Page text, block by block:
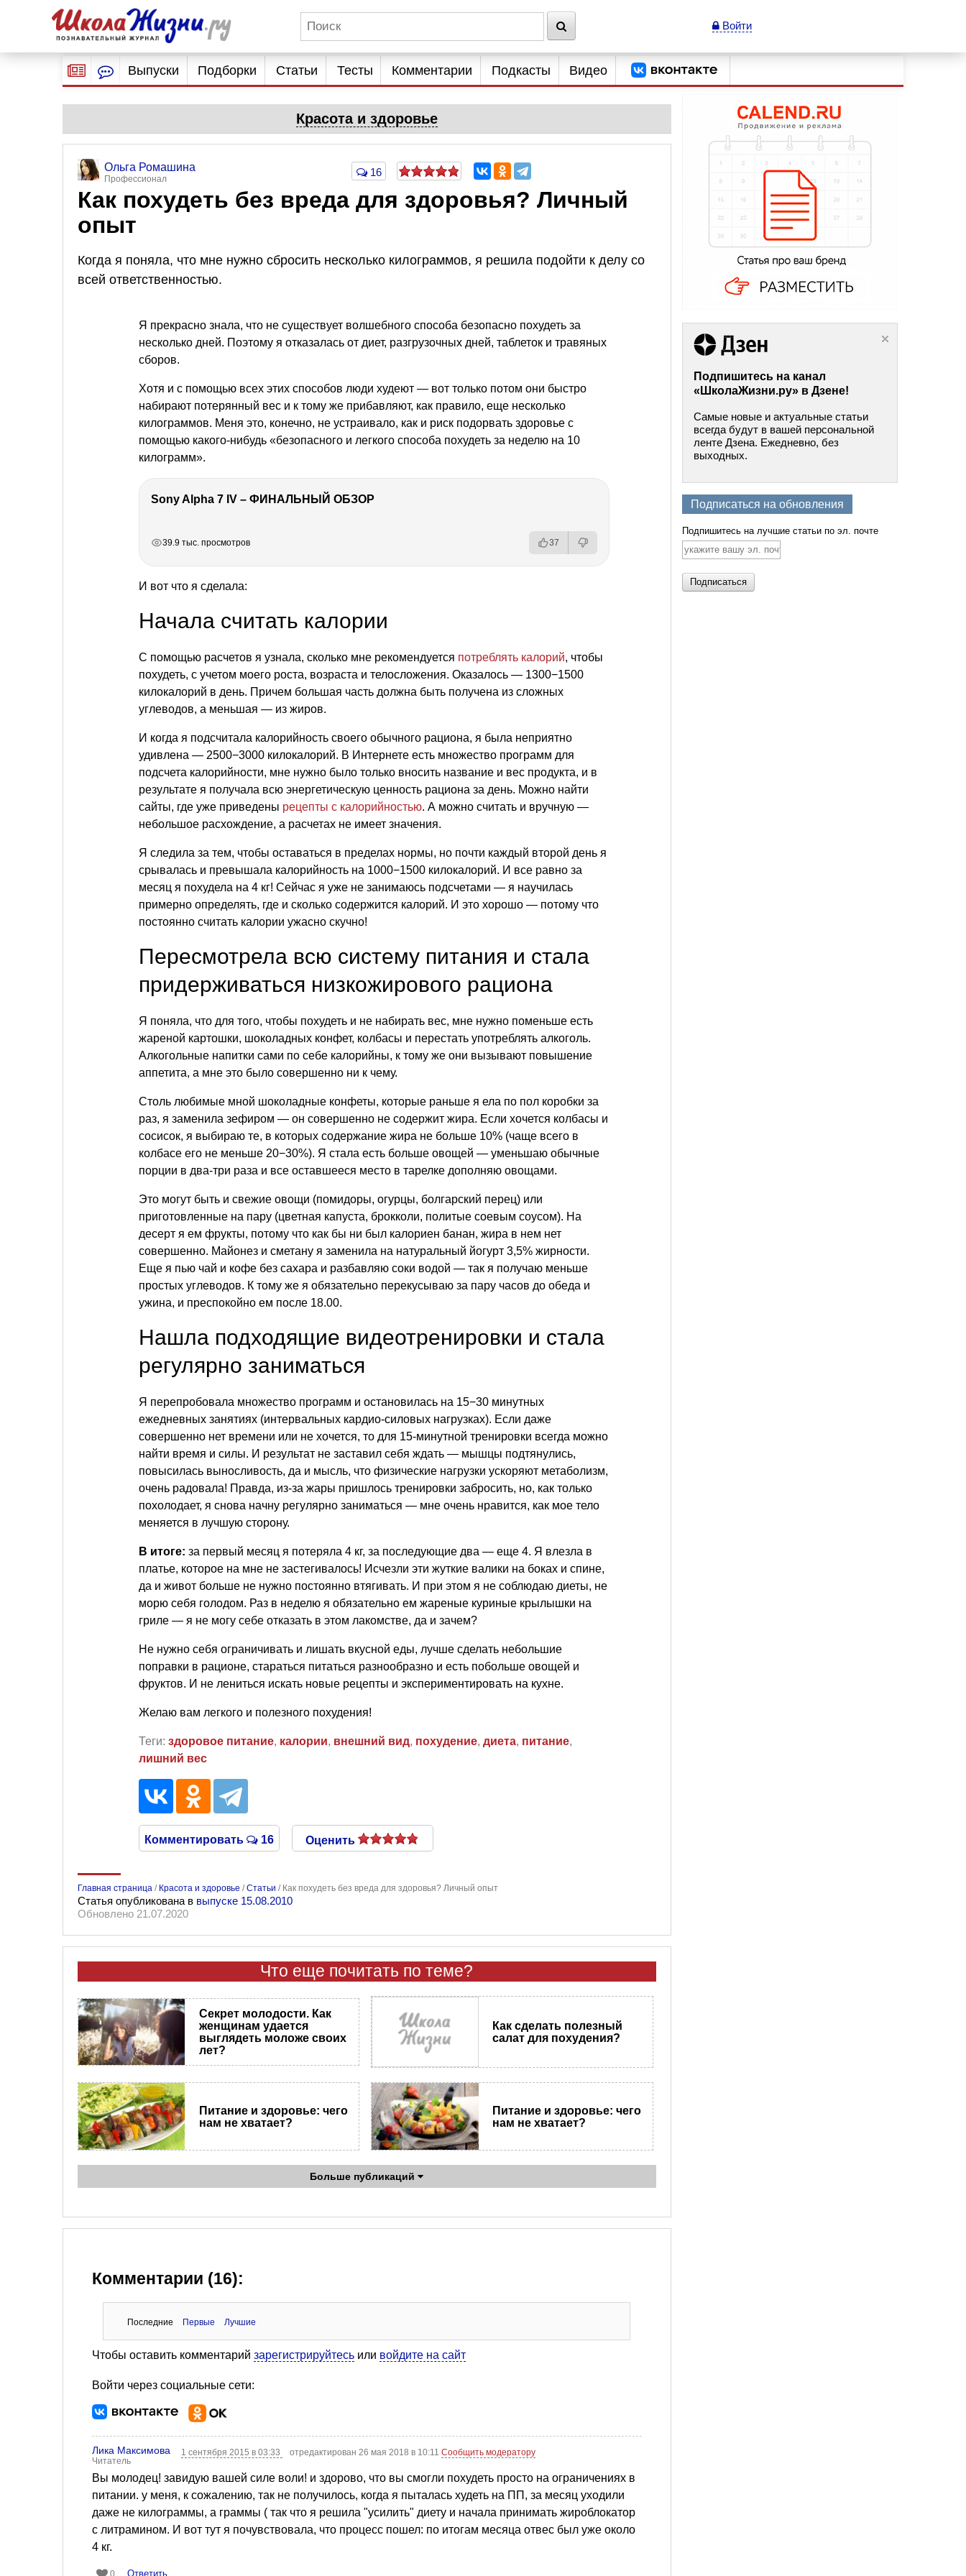
Войти
Выпуски Подборки Статьи Тесты Комментарии Подкасты Видео
Красота и здоровье
Ольга Ромашина
Профессионал
16
Как похудеть без вреда для здоровья? Личный
опыт
Когда я поняла, что мне нужно сбросить несколько килограммов, я решила подойти к делу со
всей ответственностью.
Я прекрасно знала, что не существует волшебного способа безопасно похудеть за
несколько дней. Поэтому я отказалась от диет, разгрузочных дней, таблеток и травяных
сборов.
Хотя и с помощью всех этих способов люди худеют — вот только потом они быстро
набирают потерянный вес и к тому же прибавляют, как правило, еще несколько
килограммов. Меня это, конечно, не устраивало, как и риск подорвать здоровье с
помощью какого-нибудь «безопасного и легкого способа похудеть за неделю на 10
килограмм».
Sony Alpha 7 IV – ФИНАЛЬНЫЙ ОБЗОР
39.9 тыс. просмотров 37
И вот что я сделала:
Начала считать калории
С помощью расчетов я узнала, сколько мне рекомендуется потреблять калорий, чтобы
похудеть, с учетом моего роста, возраста и телосложения. Оказалось — 1300−1500
килокалорий в день. Причем большая часть должна быть получена из сложных
углеводов, а меньшая — из жиров.
И когда я подсчитала калорийность своего обычного рациона, я была неприятно
удивлена — 2500−3000 килокалорий. В Интернете есть множество программ для
подсчета калорийности, мне нужно было только вносить название и вес продукта, и в
результате я получала всю энергетическую ценность рациона за день. Можно найти
сайты, где уже приведены рецепты с калорийностью. А можно считать и вручную —
небольшое расхождение, а расчетах не имеет значения.
Я следила за тем, чтобы оставаться в пределах нормы, но почти каждый второй день я
срывалась и превышала калорийность на 1000−1500 килокалорий. И все равно за
месяц я похудела на 4 кг! Сейчас я уже не занимаюсь подсчетами — я научилась
примерно определять, где и сколько содержится калорий. И это хорошо — потому что
постоянно считать калории ужасно скучно!
Пересмотрела всю систему питания и стала
придерживаться низкожирового рациона
Я поняла, что для того, чтобы похудеть и не набирать вес, мне нужно поменьше есть
жареной картошки, шоколадных конфет, колбасы и перестать употреблять алкоголь.
Алкогольные напитки сами по себе калорийны, к тому же они вызывают повышение
аппетита, а мне это было совершенно ни к чему.
Столь любимые мной шоколадные конфеты, которые раньше я ела по пол коробки за
раз, я заменила зефиром — он совершенно не содержит жира. Если хочется колбасы и
сосисок, я выбираю те, в которых содержание жира не больше 10% (чаще всего в
колбасе его не меньше 20−30%). Я стала есть больше овощей — уменьшаю обычные
порции в два-три раза и все оставшееся место в тарелке дополняю овощами.
Это могут быть и свежие овощи (помидоры, огурцы, болгарский перец) или
приготовленные на пару (цветная капуста, брокколи, политые соевым соусом). На
десерт я ем фрукты, потому что как бы ни был калориен банан, жира в нем нет
совершенно. Майонез и сметану я заменила на натуральный йогурт 3,5% жирности.
Еще я пью чай и кофе без сахара и разбавляю соки водой — так я получаю меньше
простых углеводов. К тому же я обязательно перекусываю за пару часов до обеда и
ужина, и преспокойно ем после 18.00.
Нашла подходящие видеотренировки и стала
регулярно заниматься
Я перепробовала множество программ и остановилась на 15−30 минутных
ежедневных занятиях (интервальных кардио-силовых нагрузках). Если даже
совершенно нет времени или не хочется, то для 15-минутной тренировки всегда можно
найти время и силы. И результат не заставил себя ждать — мышцы подтянулись,
повысилась выносливость, да и мысль, что физические нагрузки ускоряют метаболизм,
очень радовала! Правда, из-за жары пришлось тренировки забросить, но, как только
похолодает, я снова начну регулярно заниматься — мне очень нравится, как мое тело
меняется в лучшую сторону.
В итоге: за первый месяц я потеряла 4 кг, за последующие два — еще 4. Я влезла в
платье, которое на мне не застегивалось! Исчезли эти жуткие валики на боках и спине,
да и живот больше не нужно постоянно втягивать. И при этом я не соблюдаю диеты, не
морю себя голодом. Раз в неделю я обязательно ем жареные куриные крылышки на
гриле — я не могу себе отказать в этом лакомстве, да и зачем?
Не нужно себя ограничивать и лишать вкусной еды, лучше сделать небольшие
поправки в рационе, стараться питаться разнообразно и есть побольше овощей и
фруктов. И не лениться искать новые рецепты и экспериментировать на кухне.
Желаю вам легкого и полезного похудения!
Теги: здоровое питание, калории, внешний вид, похудение, диета, питание,
лишний вес
Комментировать 16 Оценить
Главная страница / Красота и здоровье /Статьи / Как похудеть без вреда для здоровья? Личный опыт
Статья опубликована в выпуске 15.08.2010
Обновлено 21.07.2020
Что еще почитать по теме?
Секрет молодости. Как
женщинам удается
выглядеть моложе своих
лет?
Как сделать полезный
салат для похудения?
Питание и здоровье: чего
нам не хватает?
Питание и здоровье: чего
нам не хватает?
Больше публикаций
Комментарии (16):
Последние Первые Лучшие
Чтобы оставить комментарий зарегистрируйтесь или войдите на сайт
Войти через социальные сети:
Лика Максимова
Читатель
1 сентября 2015 в 03:33 отредактирован 26 мая 2018 в 10:11Сообщить модератору
Вы молодец! завидую вашей силе воли! и здорово, что вы смогли похудеть просто на ограничениях в
питании. у меня, к сожалению, так не получилось, когда я пыталась худеть на ПП, за месяц уходили
даже не килограммы, а граммы ( так что я решила "усилить" диету и начала принимать жироблокатор
с литрамином. И вот тут я почувствовала, что процесс пошел: по итогам месяца отвес был уже около
4 кг.
Ответить
Подпишитесь на канал
«ШколаЖизни.ру» в Дзене!
Самые новые и актуальные статьи
всегда будут в вашей персональной
ленте Дзена. Ежедневно, без
выходных.
Подписаться на обновления
Подпишитесь на лучшие статьи по эл. почте